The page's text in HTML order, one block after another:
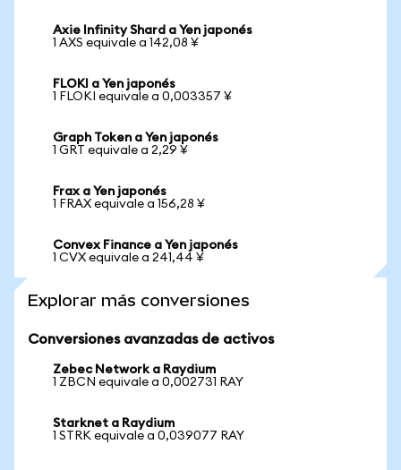
Axie Infinity Shard a Yen japonés
1 AXS equivale a 142,08 ¥
FLOKI a Yen japonés
1 FLOKI equivale a 0,003357 ¥
Graph Token a Yen japonés
1 GRT equivale a 2,29 ¥
Frax a Yen japonés
1 FRAX equivale a 156,28 ¥
Convex Finance a Yen japonés
1 CVX equivale a 241,44 ¥
Explorar más conversiones
Conversiones avanzadas de activos
Zebec Network a Raydium
1 ZBCN equivale a 0,002731 RAY
Starknet a Raydium
1 STRK equivale a 0,039077 RAY